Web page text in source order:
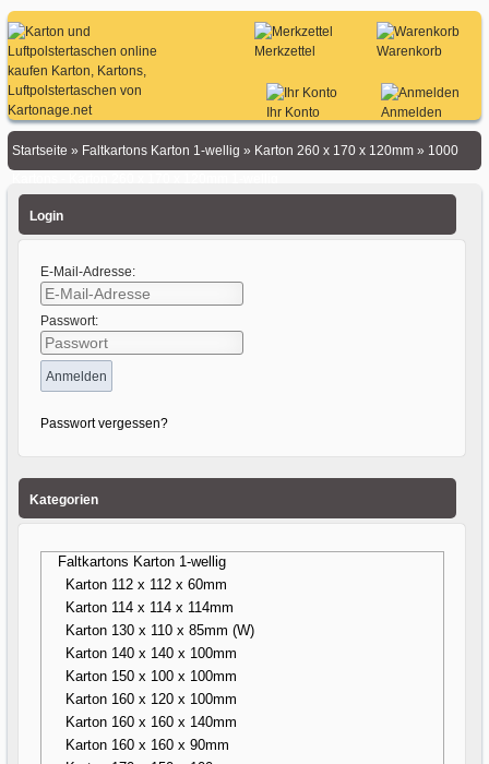
Warenkorb
Merkzettel
Anmelden
Ihr Konto
Startseite » Faltkartons Karton 1-wellig » Karton 260 x 170 x 120mm » 1000
Login
E-Mail-Adresse:
Passwort:
Passwort vergessen?
Kategorien
Faltkartons Karton 1-wellig
Karton 112 x 112 x 60mm
Karton 114 x 114 x 114mm
Karton 130 x 110 x 85mm (W)
Karton 140 x 140 x 100mm
Karton 150 x 100 x 100mm
Karton 160 x 120 x 100mm
Karton 160 x 160 x 140mm
Karton 160 x 160 x 90mm